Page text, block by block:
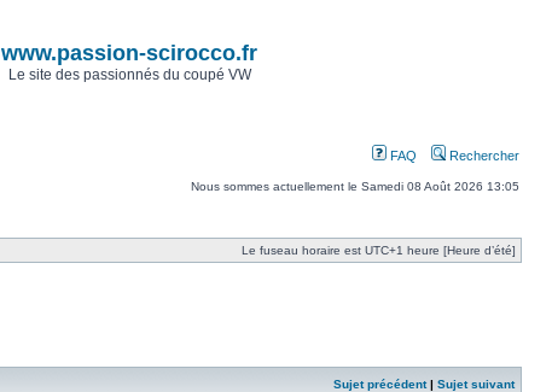
www.passion-scirocco.fr
Le site des passionnés du coupé VW
FAQ Rechercher
Nous sommes actuellement le Samedi 08 Août 2026 13:05
Le fuseau horaire est UTC+1 heure [Heure d’été]
Sujet précédent| Sujet suivant